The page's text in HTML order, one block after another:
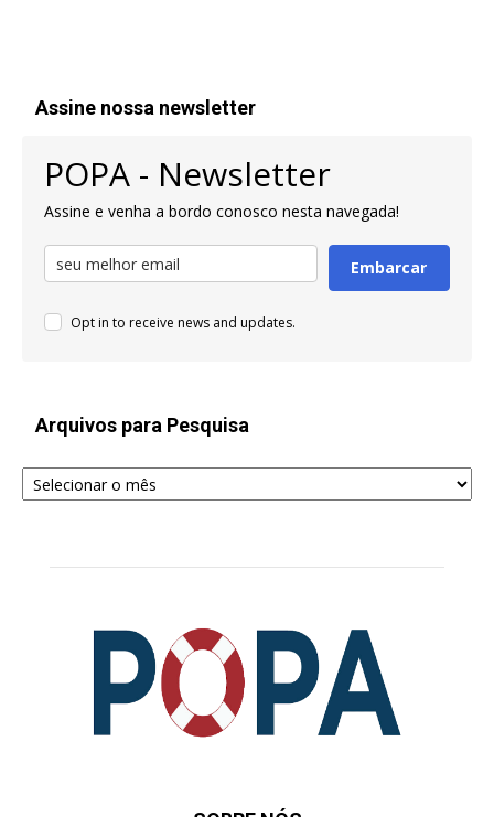
Assine nossa newsletter
POPA - Newsletter
Assine e venha a bordo conosco nesta navegada!
Embarcar
Opt in to receive news and updates.
Arquivos para Pesquisa
Arquivos
para